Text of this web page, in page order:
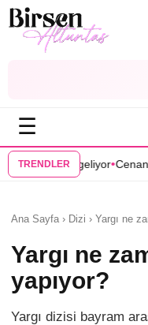
☰
TRENDLER
Çamyurdu Karakuyu
Ana Sayfa › Dizi › Yargı ne
Yargı ne
yapıyor?
Yargı dizisi bayram